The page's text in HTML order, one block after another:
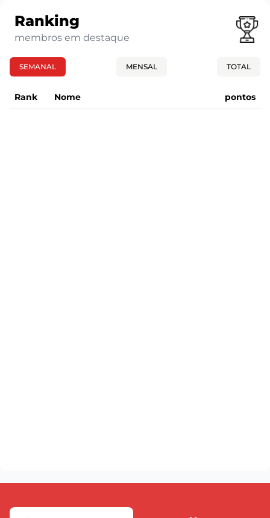
Ranking
membros em destaque
SEMANAL MENSAL TOTAL
Rank Nome pontos